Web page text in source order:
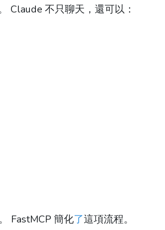
Claude 不只聊天，還可以：
FastMCP 簡化了這項流程。